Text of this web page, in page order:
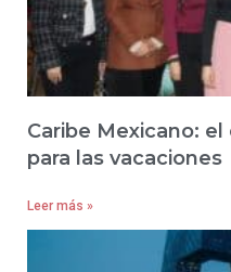
Caribe Mexicano:
para las vacaciones
Leer más »